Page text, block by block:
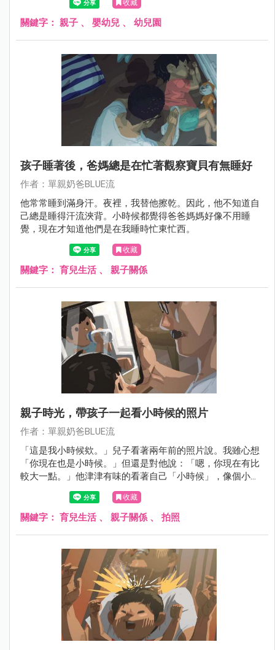
收藏
關鍵字： 親子 、 嬰幼兒 、 幼兒園
孩子睡著後，爸媽總是在忙著觀察寶貝有無睡好
作者：單親奶爸BLUE流
他常常睡到滿身汗。夜裡，我替他擦乾。因此，他不知道自
己總是睡得汗流浹背。小時候都覺得爸爸媽媽好像不用睡
覺，現在才知道他們是在我睡時忙東忙西。
收藏
關鍵字： 育兒生活、 親子關係
親子時光，帶孩子一起看小時候的照片
作者：單親奶爸BLUE流
「這是我小時候欸。」兒子看著兩年前的照片說。我雖心想
「你現在也是小時候。」但還是對他說：「嗯，你現在有比
較大一點。」他津津有味的看著自己「小時候」，像個小大
收藏
關鍵字： 育兒生活、 親子關係 、 拍照